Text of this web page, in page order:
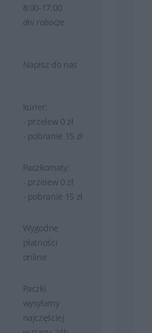
8:00-17:00
dni robocze
Napisz do nas
kurier:
- przelew 0 zł
- pobranie 15 zł
Paczkomaty:
- przelew 0 zł
- pobranie 15 zł
Wygodne
płatności
online
Paczki
wysyłamy
najczęściej